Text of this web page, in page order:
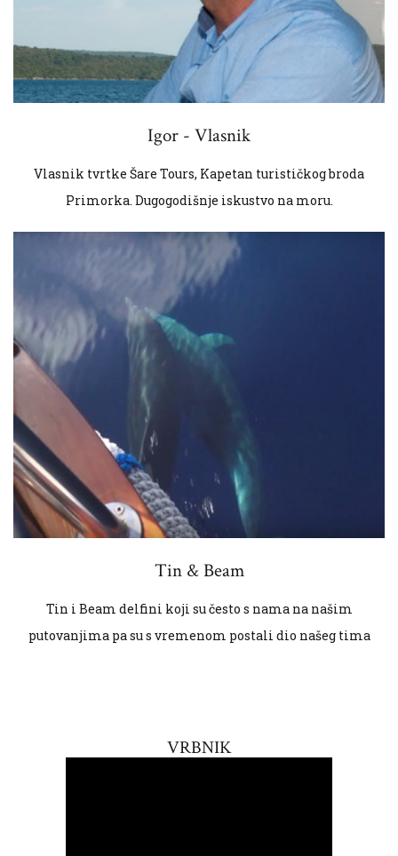
Igor - Vlasnik
Vlasnik tvrtke Šare Tours, Kapetan turističkog broda
Primorka. Dugogodišnje iskustvo na moru.
Tin & Beam
Tin i Beam delfini koji su često s nama na našim
putovanjima pa su s vremenom postali dio našeg tima
VRBNIK